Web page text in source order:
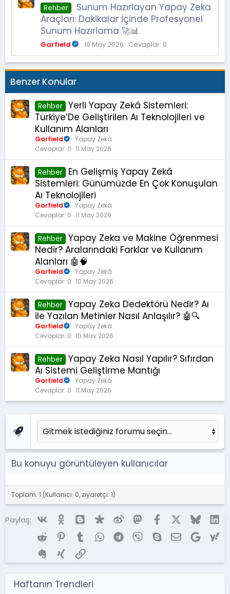
Rehber
Sunum Hazırlayan Yapay Zeka
Araçları: Dakikalar İçinde Profesyonel
Sunum Hazırlama 🚀📊
Garfield 10 May 2026 Cevaplar: 0
Benzer Konular
Rehber Yerli Yapay Zekâ Sistemleri:
Türkiye’De Geliştirilen Aı Teknolojileri ve
Kullanım Alanları
Garfield
Yapay Zekâ
Cevaplar 0 11 May 2026
Rehber
En Gelişmiş Yapay Zekâ
Sistemleri: Günümüzde En Çok Konuşulan
Aı Teknolojileri
Garfield
Yapay Zekâ
Cevaplar 0 11 May 2026
Rehber Yapay Zeka ve Makine Öğrenmesi
Nedir? Aralarındaki Farklar ve Kullanım
Alanları 🤖🧠
Garfield
Yapay Zekâ
Cevaplar 0 10 May 2026
Rehber Yapay Zeka Dedektörü Nedir? Aı
ile Yazılan Metinler Nasıl Anlaşılır? 🤖🔍
Garfield
Yapay Zekâ
Cevaplar 0 10 May 2026
Rehber Yapay Zeka Nasıl Yapılır? Sıfırdan
Aı Sistemi Geliştirme Mantığı
Garfield
Yapay Zekâ
Cevaplar 0 11 May 2026
Bu konuyu görüntüleyen kullanıcılar
Toplam: 1 (Kullanıcı: 0, ziyaretçi: 1)
Paylaş: Vk BloggerDiaspora
Weibo MastodonFacebookX (Twitter)
Bluesky
Reddit Pinterest
TumblrWhatsAppTelegram
ViberSkypeE-postaGoogle
Evernote
Xing Link
Haftanın Trendleri